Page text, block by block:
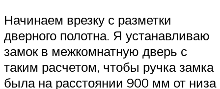
Начинаем врезку с разметки
дверного полотна. Я устанавливаю
замок в межкомнатную дверь с
таким расчетом, чтобы ручка замка
была на расстоянии 900 мм от низа